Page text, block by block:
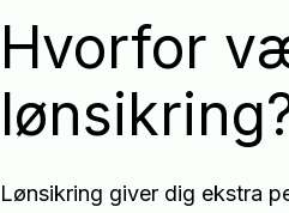
Hvorfor
Lønsikring giver dig ekstra